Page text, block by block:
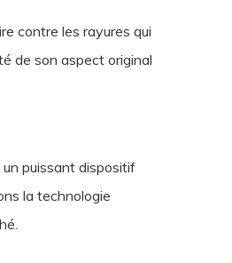
contre les rayures qui
de son aspect original
puissant dispositif
la technologie